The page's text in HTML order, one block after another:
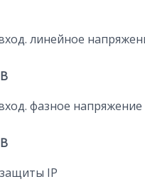
линейное
фазное напряжение
IP